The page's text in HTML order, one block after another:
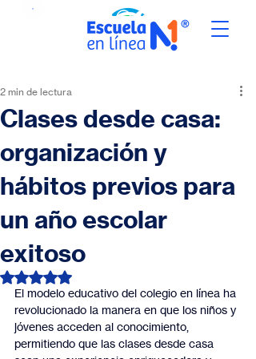
Clases desde casa:
organización y
hábitos previos para
un año escolar
exitoso
2 min de lectura
Obtuvo NaN de 5 estrellas.
El modelo educativo del colegio en línea ha
revolucionado la manera en que los niños y
jóvenes acceden al conocimiento,
permitiendo que las clases desde casa